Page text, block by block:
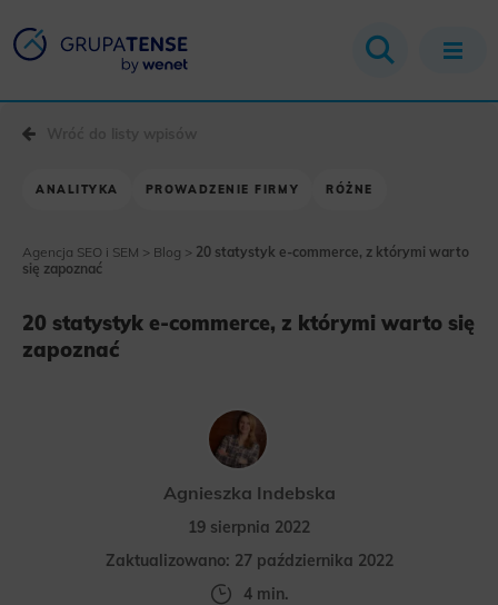
ANALITYKA PROWADZENIE FIRMY RÓŻNE
Agencja SEO i SEM > Blog > 20 statystyk e-commerce, z którymi warto
się zapoznać
20 statystyk e-commerce, z którymi warto się
zapoznać
Agnieszka Indebska
19 sierpnia 2022
Zaktualizowano: 27 października 2022
4 min.